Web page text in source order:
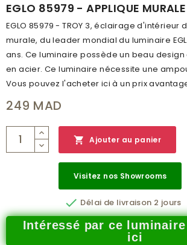
INDICE DE PROTECTION IP20
CLASSE DE PROTECTION1
BRANCHEMENT
POIDS (KG)
0.895
CODE À BARRE
RÉSEAU
C
CATALOGUE
EGLO 85979 - APPLIQUE
EGLO 85979 - TROY 3, éclairage d'intérieur
murale, du leader mondial du luminaire
ans. Ce luminaire possède un beau
en acier. Ce luminaire nécessite une
Vous pouvez l'acheter ici à un prix
249 MAD
 Ajouter au panier
Visitez nos Showrooms
 Délai de livraison 2 jours
Intéressé par ce
ici